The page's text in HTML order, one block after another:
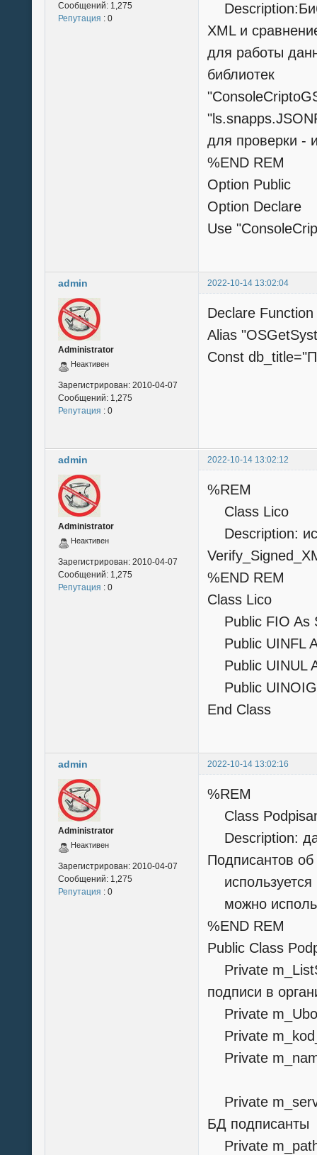
Сообщений: 1,275
Репутация : 0
XML и
для работы
библиотек
для проверки -
%END REM
Option Public
Option Declare
Use
admin 2022-10-14 13:02:04
Administrator
Неактивен
Зарегистрирован: 2010-04-07
Сообщений: 1,275
Репутация : 0
Declare
Alias
Const
admin 2022-10-14 13:02:12
Administrator
Неактивен
Зарегистрирован: 2010-04-07
Сообщений: 1,275
Репутация : 0
%REM
Class Lico
Description:
%END REM
Class Lico
Public FIO As
Public UINFL
Public UINUL
Public
End Class
admin 2022-10-14 13:02:16
Administrator
Неактивен
Зарегистрирован: 2010-04-07
Сообщений: 1,275
Репутация : 0
%REM
Class
Description:
Подписантов об
используется
можно
%END REM
Public Class
Private
подписи в
Private
Private
Private
Private
БД подписанты
Private